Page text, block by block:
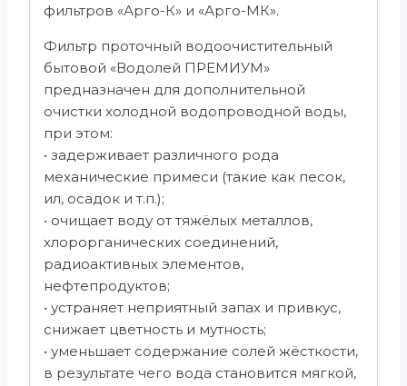
фильтров «Арго-К» и «Арго-МК».
Фильтр проточный водоочистительный
бытовой «Водолей ПРЕМИУМ»
предназначен для дополнительной
очистки холодной водопроводной воды,
при этом:
• задерживает различного рода
механические примеси (такие как песок,
ил, осадок и т.п.);
• очищает воду от тяжёлых металлов,
хлорорганических соединений,
радиоактивных элементов,
нефтепродуктов;
• устраняет неприятный запах и привкус,
снижает цветность и мутность;
• уменьшает содержание солей жёсткости,
в результате чего вода становится мягкой,